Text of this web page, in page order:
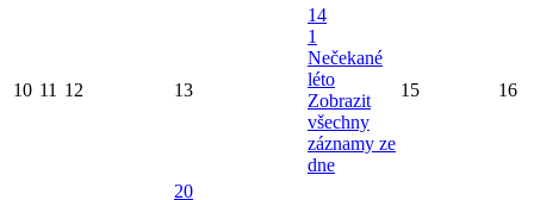
10 11 12 13
14
1
Nečekané
léto
Zobrazit
všechny
záznamy ze
dne
15 16
20